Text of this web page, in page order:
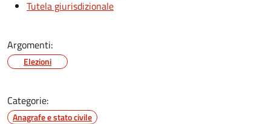
Tutela giurisdizionale
Argomenti:
Elezioni
Categorie:
Anagrafe e stato civile